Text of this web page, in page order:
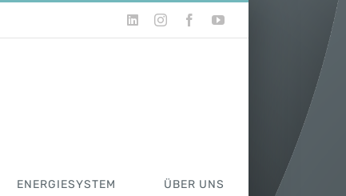
LinkedInInstagramFacebookYouTube
ENERGIESYSTEM ÜBER UNS